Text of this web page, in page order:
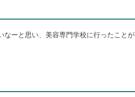
なーと思い、美容専門学校に行ったことが